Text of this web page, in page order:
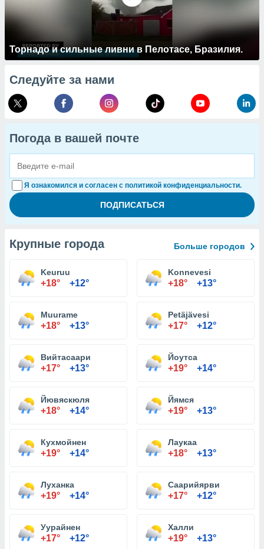
Торнадо и сильные ливни в Пелотасе, Бразилия.
Следуйте за нами
Погода в вашей почте
Я ознакомился и согласен с политикой конфиденциальности.
Крупные города Больше городов
Keuruu
+18° +12°
Konnevesi
+18° +13°
Muurame
+18° +13°
Petäjävesi
+17° +12°
Вийтасаари
+17° +13°
Йоутса
+19° +14°
Йювяскюля
+18° +14°
Йямся
+19° +13°
Кухмойнен
+19° +14°
Лаукаа
+18° +13°
Луханка
+19° +14°
Саарийярви
+17° +12°
Уурайнен
+17° +12°
Халли
+19° +13°